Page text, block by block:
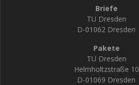
Briefe
TU Dresden
D-01062 Dresden
Pakete
TU Dresden
Helmholtzstraße 10
D-01069 Dresden